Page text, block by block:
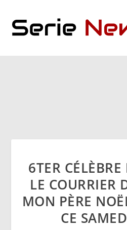
6TER
LE COURRIER
MON PÈRE
CE